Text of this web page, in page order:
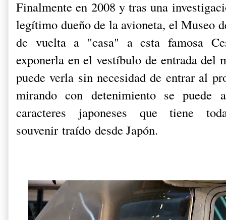
Finalmente en 2008 y tras una
legítimo dueño de la avioneta, el Museo
de vuelta a "casa" a esta famosa
exponerla en el vestíbulo de entrada del
puede verla sin necesidad de entrar al
mirando con detenimiento se puede
caracteres japoneses que tiene
souvenir traído desde Japón.